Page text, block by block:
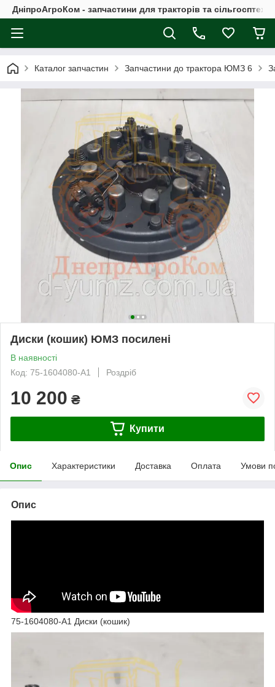
ДніпроАгроКом - запчастини для тракторів та
Каталог запчастин Запчастини до трактора ЮМЗ 6
Диски (кошик) ЮМЗ посилені
В наявності
Код: 75-1604080-А1
Роздріб
10 200 ₴
Купити
Опис Характеристики Доставка Оплата Умови
Опис
75-1604080-А1 Диски (кошик)